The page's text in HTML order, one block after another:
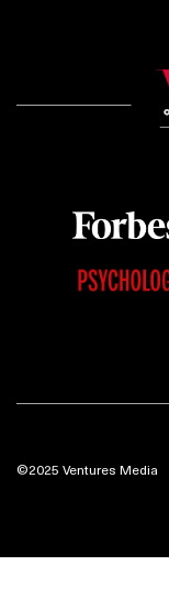
©2025 Ventures Media